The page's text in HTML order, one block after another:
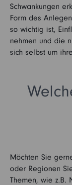
Schwankungen
Form des
so wichtig ist,
nehmen und die
sich selbst um
Möchten Sie
oder Regionen
Themen, wie z.B.